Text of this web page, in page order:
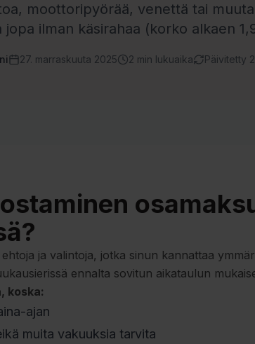
moottoripyörää, venettä tai
ilman käsirahaa (korko alkaen
27. marraskuuta 2025 2 min lukuaika Päivitetty
ja valintoja, jotka sinun kannattaa
ennalta sovitun aikataulun
koska:
ajan
muita vakuuksia tarvita